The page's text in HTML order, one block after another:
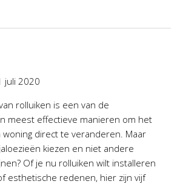
juli 2020
rolluiken is een van de
meest effectieve manieren om het
woning direct te veranderen. Maar
kiezen en niet andere
Of je nu rolluiken wilt installeren
esthetische redenen, hier zijn vijf